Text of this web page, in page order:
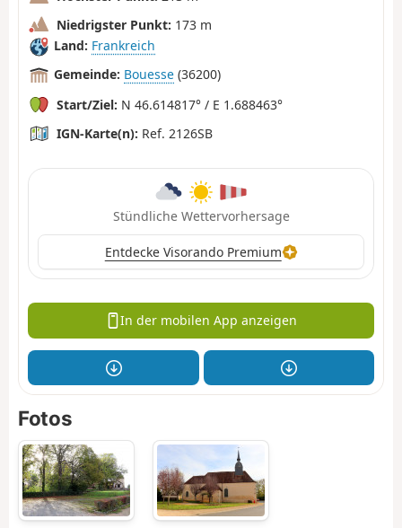
Niedrigster Punkt: 173 m
Land: Frankreich
Gemeinde: Bouesse (36200)
Start/Ziel: N 46.614817° / E 1.688463°
IGN-Karte(n): Ref. 2126SB
Stündliche Wettervorhersage
Entdecke Visorando Premium
In der mobilen App anzeigen
Fotos